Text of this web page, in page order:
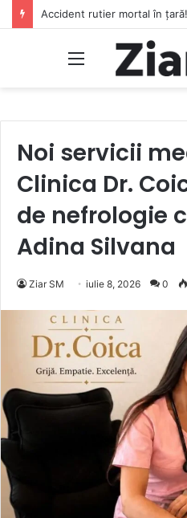
Meniu
Noi servicii
Clinica Dr.
de nefrologie
Adina Silvana
Ziar SM iulie 8, 2026 0